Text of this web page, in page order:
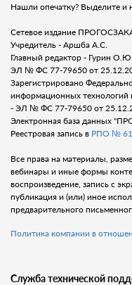
Нашли опечатку? Выделите и
Сетевое издание
Учредитель - Аршба А.С.
Главный редактор - Гурин О.Ю.
ЭЛ № ФС 77-79650 от
Зарегистрировано
информационных технологий
- ЭЛ № ФС 77-79650 от
Электронная база данных
Реестровая запись в РПО №
Все права на материалы,
вебинары и иные формы
воспроизведение, запись с
публикация и (или) иное
предварительного
Политика компании в
Служба технической